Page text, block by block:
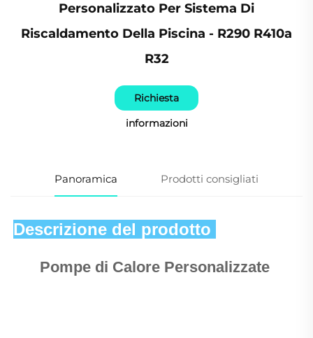
Personalizzato Per Sistema Di
Riscaldamento Della Piscina - R290 R410a
R32
Richiesta
informazioni
Panoramica Prodotti consigliati
Descrizione del prodotto
Pompe di Calore Personalizzate